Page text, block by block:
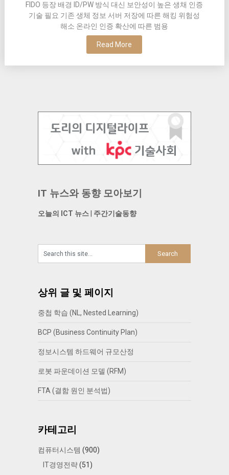
FIDO 등장 배경 ID/PW 방식 대신 보안성이 높은 생채 인증
기술 필요 기존 생체 정보 서버 저장에 따른 해킹 위험성
해소 온라인 인증 확산에 따른 범용
Read More
IT 뉴스와 동향 모아보기
오늘의 ICT 뉴스| 주간기술동향
상위 글 및 페이지
중첩 학습 (NL, Nested Learning)
BCP (Business Continuity Plan)
정보시스템 하드웨어 규모산정
로봇 파운데이션 모델 (RFM)
FTA (결함 원인 분석법)
카테고리
컴퓨터시스템 (900)
IT경영전략(51)